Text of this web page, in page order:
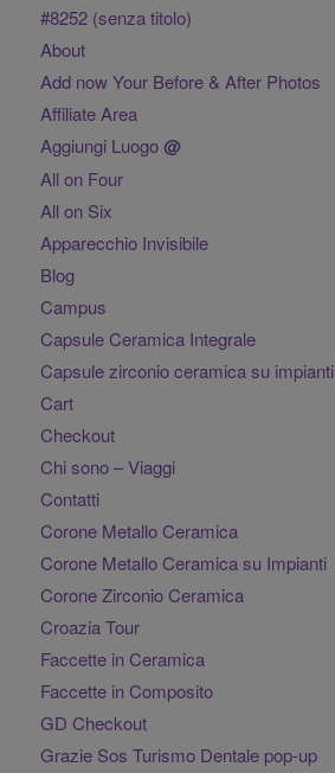
#8252 (senza titolo)
About
Add now Your Before & After Photos
Affiliate Area
Aggiungi Luogo@
All on Four
All on Six
Apparecchio Invisibile
Blog
Campus
Capsule Ceramica Integrale
Capsule zirconio ceramica su impianti
Cart
Checkout
Chi sono – Viaggi
Contatti
Corone Metallo Ceramica
Corone Metallo Ceramica su Impianti
Corone Zirconio Ceramica
Croazia Tour
Faccette in Ceramica
Faccette in Composito
GD Checkout
Grazie Sos Turismo Dentale pop-up